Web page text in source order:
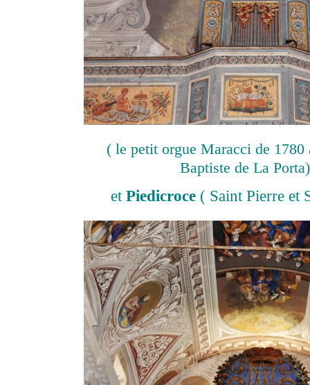
( le petit orgue Maracci de 1780
Baptiste de La Porta)
et Piedicroce ( Saint Pierre et